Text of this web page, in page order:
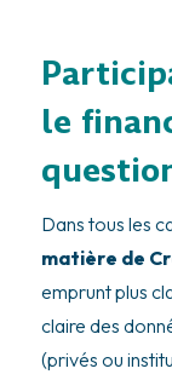
le
Dans tous les
matière de
emprunt plus
claire des
(privés ou